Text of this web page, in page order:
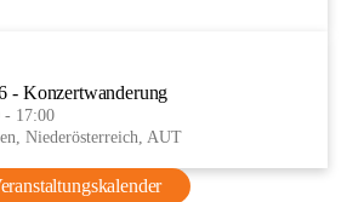
- Konzertwanderung
- 17:00
Niederösterreich, AUT